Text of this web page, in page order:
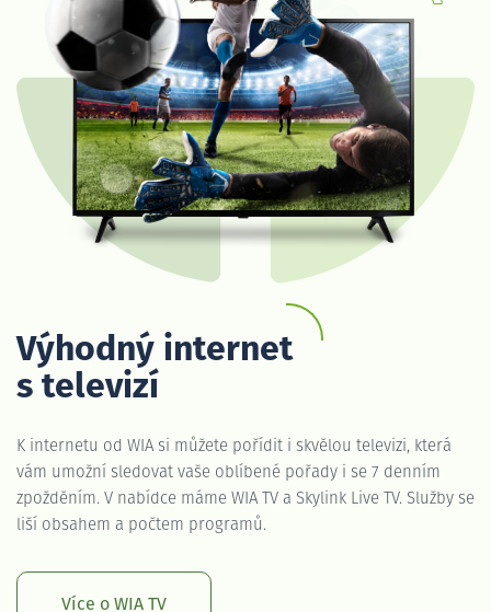
Výhodný internet
s televizí
K internetu od WIA si můžete pořídit i skvělou televizi, která
vám umožní sledovat vaše oblíbené pořady i se 7 denním
zpožděním. V nabídce máme WIA TV a Skylink Live TV. Služby se
liší obsahem a počtem programů.
Více o WIA TV